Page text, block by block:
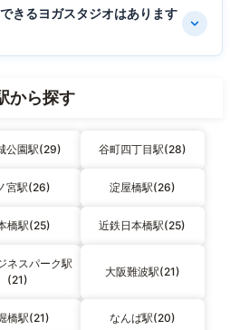
きるヨガスタジオはあります
から探す
公園駅(29) 谷町四丁目駅(28)
宮駅(26) 淀屋橋駅(26)
橋駅(25) 近鉄日本橋駅(25)
ネスパーク駅
(21)
大阪難波駅(21)
橋駅(21) なんば駅(20)